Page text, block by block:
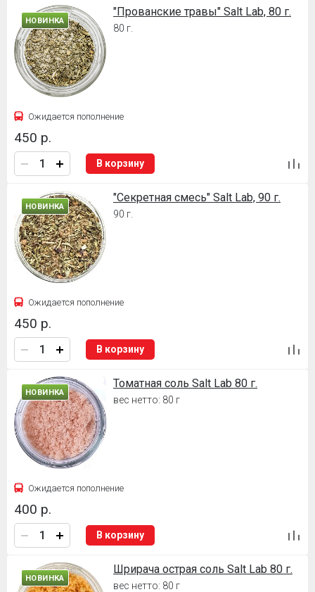
НОВИНКА
"Прованские травы" Salt Lab, 80 г.
80 г.
Ожидается пополнение
450 р.
В корзину
НОВИНКА
"Секретная смесь" Salt Lab, 90 г.
90 г.
Ожидается пополнение
450 р.
В корзину
НОВИНКА
Томатная соль Salt Lab 80 г.
вес нетто: 80 г
Ожидается пополнение
400 р.
В корзину
НОВИНКА
Шрирача острая соль Salt Lab 80 г.
вес нетто: 80 г